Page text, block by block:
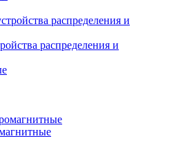
распределения и